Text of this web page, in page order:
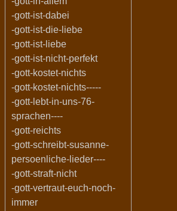
-gott-ist-dabei
-gott-ist-die-liebe
-gott-ist-liebe
-gott-ist-nicht-perfekt
-gott-kostet-nichts
-gott-kostet-nichts-----
-gott-lebt-in-uns-76-
sprachen----
-gott-reichts
-gott-schreibt-susanne-
persoenliche-lieder----
-gott-straft-nicht
-gott-vertraut-euch-noch-
immer